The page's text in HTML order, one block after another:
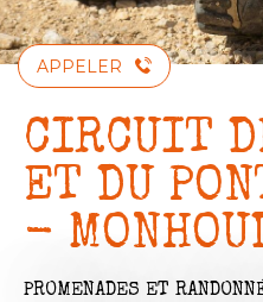
APPELER
CIRCUIT
ET DU
-
PROMENADES ET